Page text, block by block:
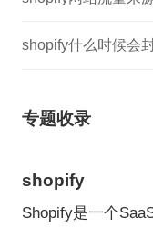
shopify什么时候会
专题收录
shopify
Shopify是一个